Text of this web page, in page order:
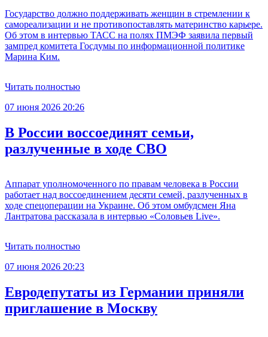
Государство должно поддерживать женщин в стремлении к
самореализации и не противопоставлять материнство карьере.
Об этом в интервью ТАСС на полях ПМЭФ заявила первый
зампред комитета Госдумы по информационной политике
Марина Ким.
Читать полностью
07 июня 2026 20:26
В России воссоединят семьи,
разлученные в ходе СВО
Аппарат уполномоченного по правам человека в России
работает над воссоединением десяти семей, разлученных в
ходе спецоперации на Украине. Об этом омбудсмен Яна
Лантратова рассказала в интервью «Соловьев Live».
Читать полностью
07 июня 2026 20:23
Евродепутаты из Германии приняли
приглашение в Москву